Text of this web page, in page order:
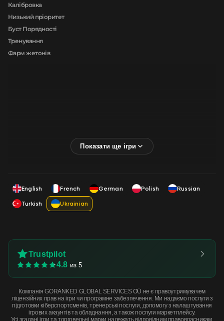
Калібровка
Низький пріоритет
Буст Порядності
Тренування
Фарм жетонів
English French German Polish
Russian
Turkish
Ukrainian
Trustpilot
4.8 из 5
Компанія GORANKED GLOBAL SERVICES OÜ не є правоутримувачем
ліцензійних прав на ігри чи програмне забезпечення. Ми надаємо послуги з
підготовки кіберспортсменів, тренерські послуги, допомогу з налаштування
ігрових акаунтів та обладнання, а також послуги маркетплейсу.
Усі згадані ігри та торговельні марки належать відповідним правовласникам.